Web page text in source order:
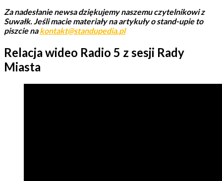
Za nadesłanie newsa dziękujemy naszemu czytelnikowi z
Suwałk.Jeśli macie materiały na artykuły o stand-upie to
piszcie nakontakt@standupedia.pl
Relacja wideo Radio 5 z sesji Rady
Miasta